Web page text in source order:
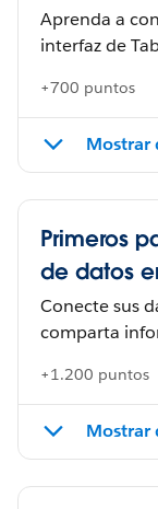
Aprenda a
interfaz de
+700 puntos
Mostrar
Primeros
de datos
Conecte sus
comparta
+1.200 puntos
Mostrar